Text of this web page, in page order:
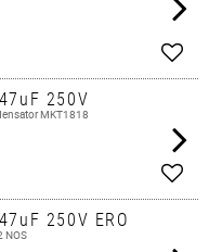
Add
250V
MKT1818
Add
250V ERO
NOS